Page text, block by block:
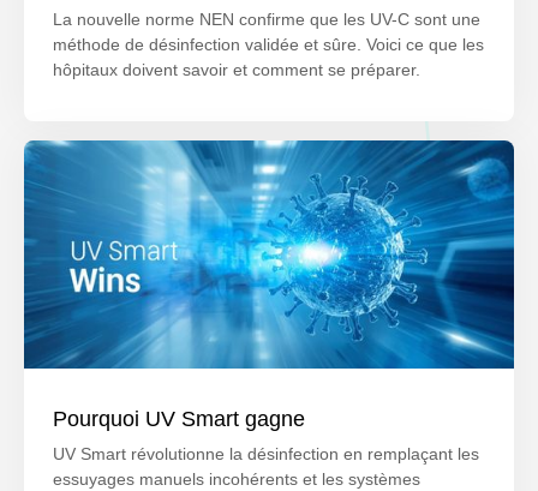
La nouvelle norme NEN confirme que les UV-C sont une
méthode de désinfection validée et sûre. Voici ce que les
hôpitaux doivent savoir et comment se préparer.
Pourquoi UV Smart gagne
UV Smart révolutionne la désinfection en remplaçant les
essuyages manuels incohérents et les systèmes